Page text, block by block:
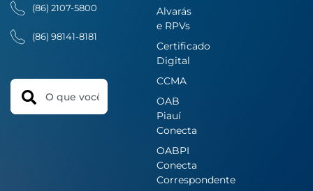
(86) 2107-5800
(86) 98141-8181
Search
Alvarás
e RPVs
Certificado
Digital
CCMA
OAB
Piauí
Conecta
OABPI
Conecta
Correspondente